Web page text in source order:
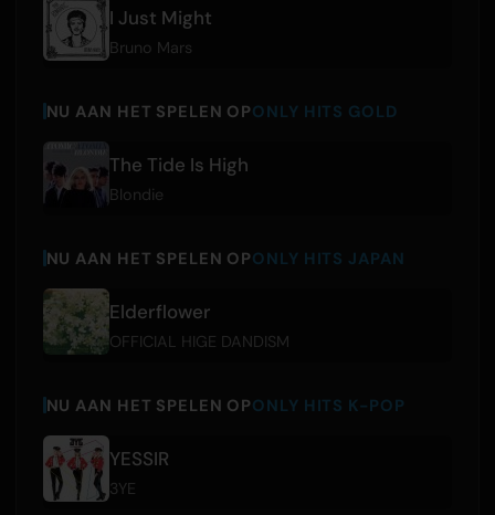
I Just Might
Bruno Mars
NU AAN HET SPELEN OPONLY HITS GOLD
The Tide Is High
Blondie
NU AAN HET SPELEN OPONLY HITS JAPAN
Elderflower
OFFICIAL HIGE DANDISM
NU AAN HET SPELEN OPONLY HITS K-POP
YESSIR
3YE